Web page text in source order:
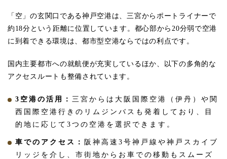
「空」の玄関口である神戸空港は、三宮からポートライナーで
約18分という距離に位置しています。都心部から20分弱で空港
に到着できる環境は、都市型空港ならではの利点です。
国内主要都市への就航便が充実しているほか、以下の多角的な
アクセスルートも整備されています。
3空港の活用： 三宮からは大阪国際空港（伊丹）や関
西国際空港行きのリムジンバスも発着しており、目
的地に応じて3つの空港を選択できます。
車でのアクセス：
阪神高速3号神戸線や神戸スカイブ
リッジを介し、市街地からお車での移動もスムーズ